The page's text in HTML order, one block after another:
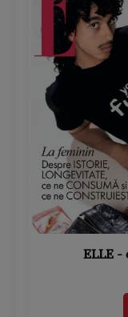
ELLE -